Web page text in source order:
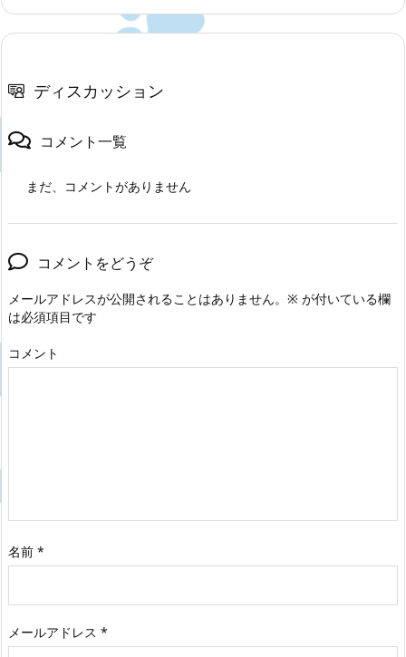
ディスカッション
コメント一覧
まだ、コメントがありません
コメントをどうぞ
メールアドレスが公開されることはありません。 ※ が付いている欄
は必須項目です
コメント
名前 *
メールアドレス *